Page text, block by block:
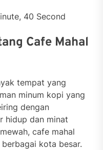
40 Second
Cafe Mahal
tempat yang
minum kopi yang
dengan
hidup dan minat
cafe mahal
kota besar.